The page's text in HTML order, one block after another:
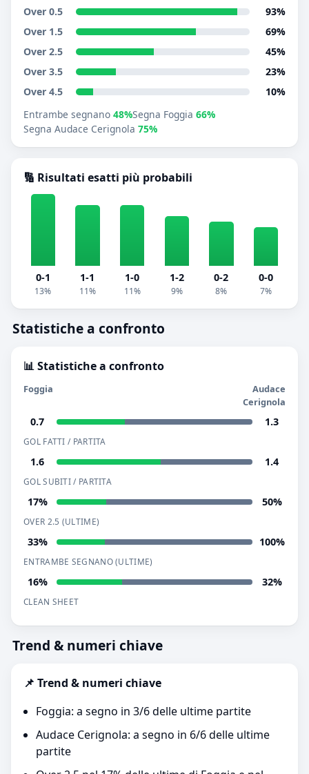
Over 0.5
93%
Over 1.5
69%
Over 2.5
45%
Over 3.5
23%
Over 4.5
10%
Entrambe segnano 48%Segna Foggia 66%
Segna Audace Cerignola 75%
🔢 Risultati esatti più probabili
0-1
13%
1-1
11%
1-0
11%
1-2
9%
0-2
8%
0-0
7%
Statistiche a confronto
📊 Statistiche a confronto
Foggia
Audace
Cerignola
0.7 1.3
GOL FATTI / PARTITA
1.6 1.4
GOL SUBITI / PARTITA
17% 50%
OVER 2.5 (ULTIME)
33% 100%
ENTRAMBE SEGNANO (ULTIME)
16% 32%
CLEAN SHEET
Trend & numeri chiave
📌 Trend & numeri chiave
Foggia: a segno in 3/6 delle ultime partite
Audace Cerignola: a segno in 6/6 delle ultime
partite